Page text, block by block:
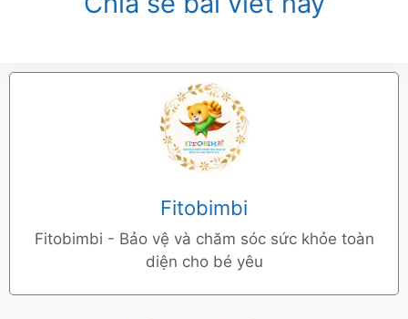
Fitobimbi
Fitobimbi - Bảo vệ và chăm sóc sức khỏe toàn
diện cho bé yêu